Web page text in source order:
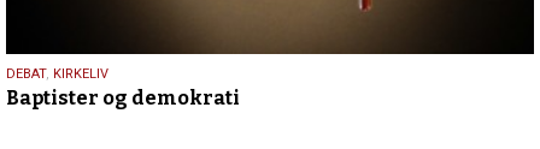
18.
maj
DEBAT, KIRKELIV
Baptister og demokrati